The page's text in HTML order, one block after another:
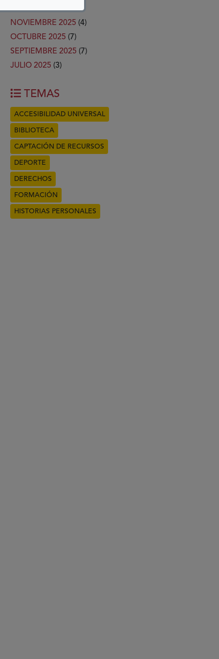
DICIEMBRE 2025(4)
NOVIEMBRE 2025 (4)
OCTUBRE 2025 (7)
SEPTIEMBRE 2025 (7)
JULIO 2025 (3)
TEMAS
ACCESIBILIDAD UNIVERSAL
BIBLIOTECA
CAPTACIÓN DE RECURSOS
DEPORTE
DERECHOS
FORMACIÓN
HISTORIAS PERSONALES